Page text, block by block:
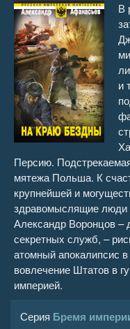
В
и
Персию.
мятежа Польша. К
крупнейшей и
здравомыслящие люди
Александр Воронцов –
секретных служб, –
атомный апокалипсис
вовлечение Штатов в
империей.
Серия Бремя